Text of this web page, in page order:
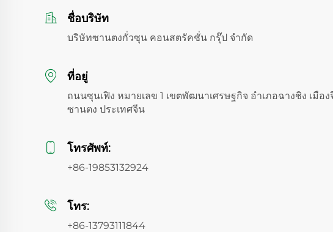
ชื่อบริษัท
บริษัทซานตงกั่วซุน คอนสตรัคชั่น กรุ๊ป จำกัด
ที่อยู่
ถนนซุนเฟิง หมายเลข 1 เขตพัฒนาเศรษฐกิจ อำเภอฉางชิง เมื
ซานตง ประเทศจีน
โทรศัพท์:
+86-19853132924
โทร:
+86-13793111844